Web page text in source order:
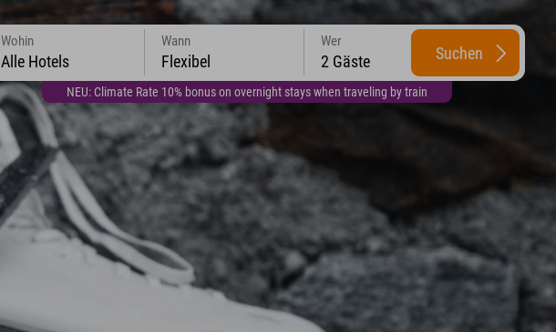
NEU: Climate Rate 10% bonus on overnight stays when traveling by train
Wohin
Alle Hotels
Wann
Flexibel
Wer
2 Gäste Suchen